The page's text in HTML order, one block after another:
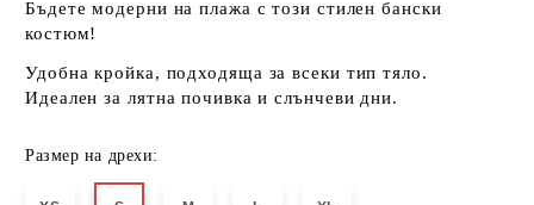
Бъдете модерни на плажа с този стилен бански
костюм!
Удобна кройка, подходяща за всеки тип тяло.
Идеален за лятна почивка и слънчеви дни.
Размер на дрехи: